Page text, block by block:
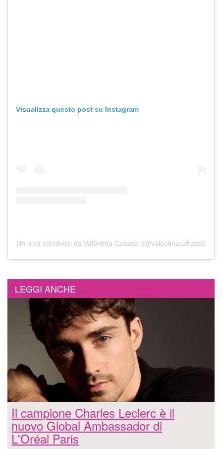
Visualizza questo post su Instagram
Un post condiviso da Valentina Cabassi (@valentinacabassi)
LEGGI ANCHE
Il campione Charles Leclerc è il
nuovo Global Ambassador di
L'Oréal Paris